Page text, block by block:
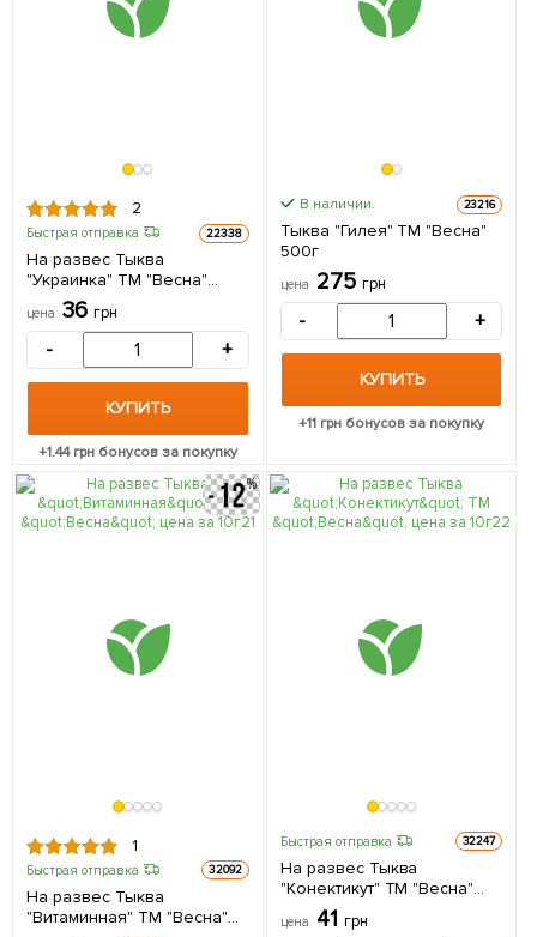
2
Быстрая отправка 22338
На развес Тыква
"Украинка" ТМ "Весна"
цена за 10г
цена 36 грн
- +
КУПИТЬ
+1.44грн бонусов за покупку
В наличии. 23216
Тыква "Гилея" ТМ "Весна"
500г
цена 275 грн
- +
КУПИТЬ
+11 грн бонусов за покупку
1
Быстрая отправка 32092
На развес Тыква
"Витаминная" ТМ "Весна"
Быстрая отправка 32247
На развес Тыква
"Конектикут" ТМ "Весна"
цена за 10г
цена 41 грн